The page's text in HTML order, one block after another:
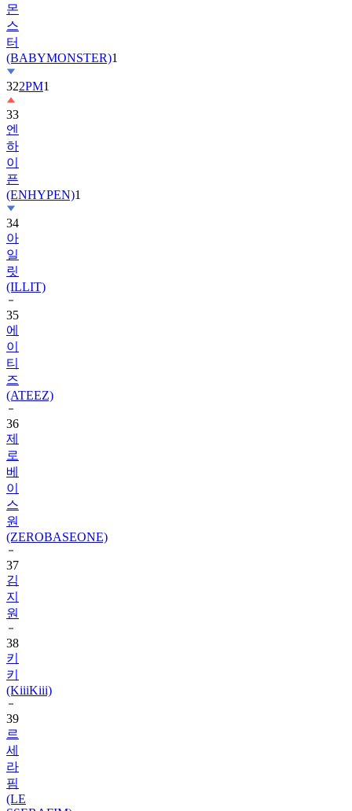
몬
스
터
(BABYMONSTER)1
322PM1
33
엔
하
이
픈
(ENHYPEN)1
34
아
일
릿
(ILLIT)
35
에
이
티
즈
(ATEEZ)
36
제
로
베
이
스
원
(ZEROBASEONE)
37
김
지
원
38
키
키
(KiiiKiii)
39
르
세
라
핌
(LE